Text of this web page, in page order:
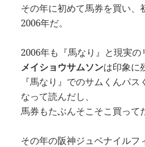
その年に初めて馬券を買い、
2006年だ。
2006年も『馬なり』と現実の
メイショウサムソンは印象に
『馬なり』でのサムくんパ
なって読んだし、
馬券もたぶんそこそこ買って
その年の阪神ジュベナイルフ